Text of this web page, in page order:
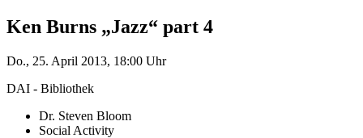
Ken Burns „Jazz“ part 4
Do., 25. April 2013, 18:00 Uhr
DAI - Bibliothek
Dr. Steven Bloom
Social Activity